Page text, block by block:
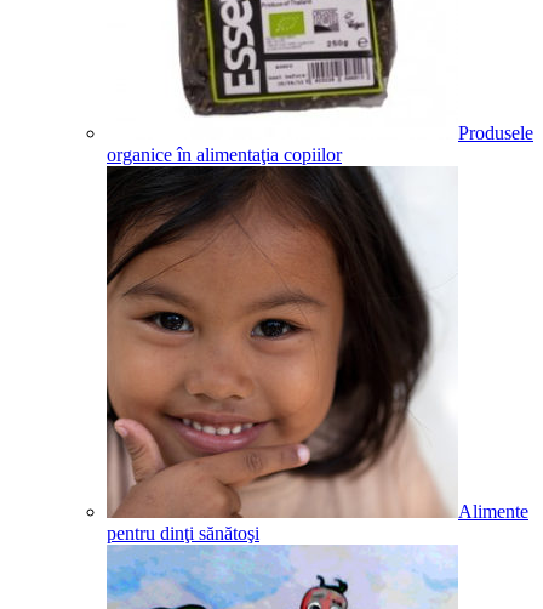
Produsele
organice în alimentaţia copiilor
Alimente
pentru dinţi sănătoşi